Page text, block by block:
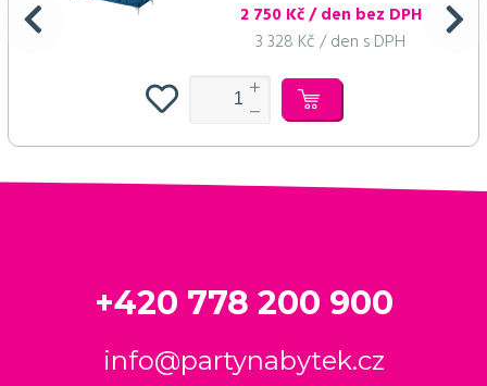
2 750 Kč / den bez DPH
3 328 Kč / den s DPH
+420 778 200 900
info@partynabytek.cz